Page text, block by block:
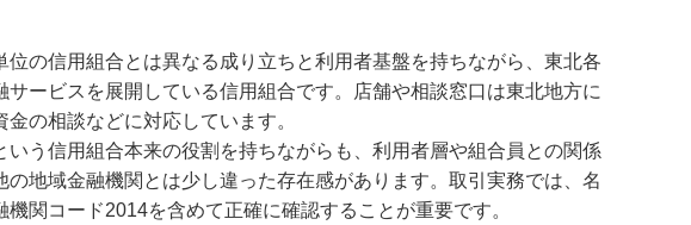
位の信用組合とは異なる成り立ちと利用者基盤を持ちながら、東北各
ービスを展開している信用組合です。店舗や相談窓口は東北地方に
の相談などに対応しています。
う信用組合本来の役割を持ちながらも、利用者層や組合員との関係
地域金融機関とは少し違った存在感があります。取引実務では、名
関コード2014を含めて正確に確認することが重要です。